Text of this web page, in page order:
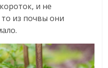
и не
из почвы они